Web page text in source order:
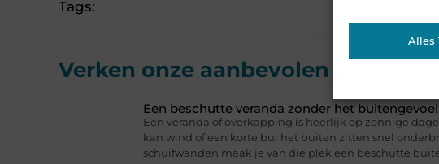
Alles
Tags:
Verken onze aanbevolen artikelen
Een beschutte veranda zonder het
Een veranda of overkapping is heerlijk op zonnige
kan wind of een korte bui het buiten zitten snel
schuifwanden maak je van die plek een beschutte